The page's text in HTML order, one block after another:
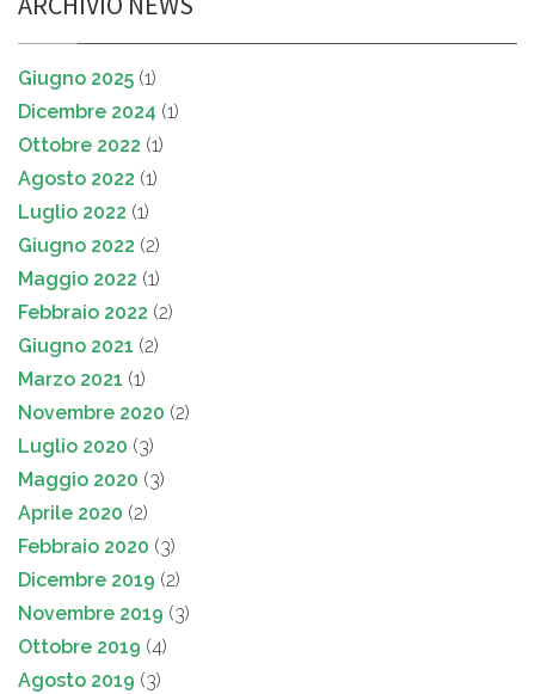
Giugno 2025 (1)
Dicembre 2024 (1)
Ottobre 2022 (1)
Agosto 2022 (1)
Luglio 2022 (1)
Giugno 2022 (2)
Maggio 2022 (1)
Febbraio 2022 (2)
Giugno 2021 (2)
Marzo 2021 (1)
Novembre 2020 (2)
Luglio 2020 (3)
Maggio 2020 (3)
Aprile 2020 (2)
Febbraio 2020 (3)
Dicembre 2019 (2)
Novembre 2019 (3)
Ottobre 2019 (4)
Agosto 2019 (3)